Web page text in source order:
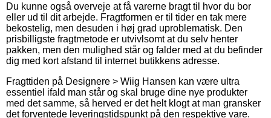
Du kunne også overveje at få varerne bragt til hvor du bor
eller ud til dit arbejde. Fragtformen er til tider en tak mere
bekostelig, men desuden i høj grad uproblematisk. Den
prisbilligste fragtmetode er utvivlsomt at du selv henter
pakken, men den mulighed står og falder med at du befinder
dig med kort afstand til internet butikkens adresse.
Fragttiden på Designere > Wiig Hansen kan være ultra
essentiel ifald man står og skal bruge dine nye produkter
med det samme, så herved er det helt klogt at man gransker
det forventede leveringstidspunkt på den respektive vare.